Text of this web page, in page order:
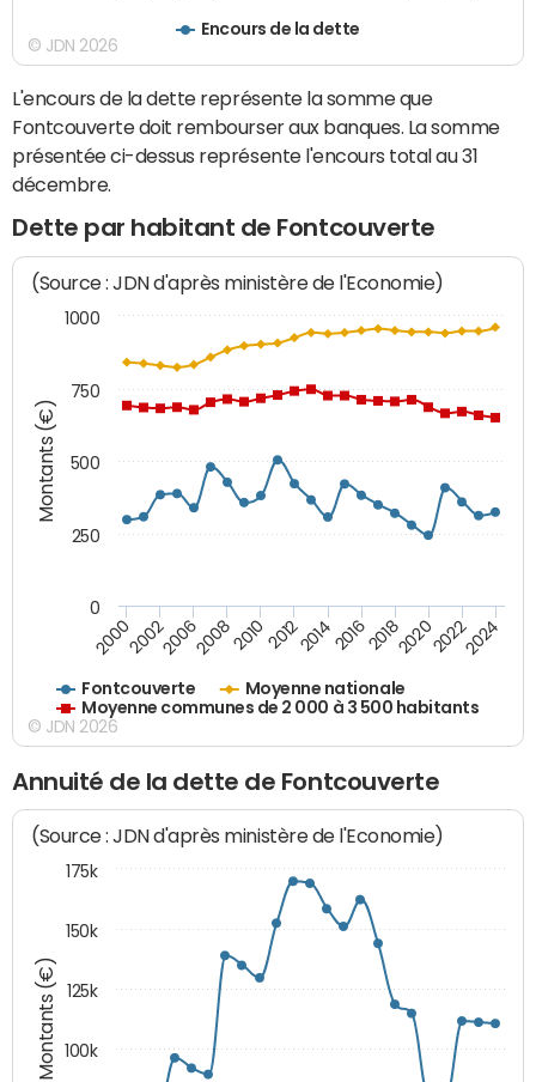
Encours de la dette
© JDN 2026
L'encours de la dette représente la somme que
Fontcouverte doit rembourser aux banques. La somme
présentée ci-dessus représente l'encours total au 31
décembre.
Dette par habitant de Fontcouverte
Montants (€)
(Source : JDN d'après ministère de l'Economie)
Fontcouverte
Moyenne nationale
Moyenne communes de 2 000 à 3 500 habitants
200020022006200820102012201420162018202020222024
1000
0
250
500
750
© JDN 2026
Annuité de la dette de Fontcouverte
Montants (€)
(Source : JDN d'après ministère de l'Economie)
100k
125k
150k
175k